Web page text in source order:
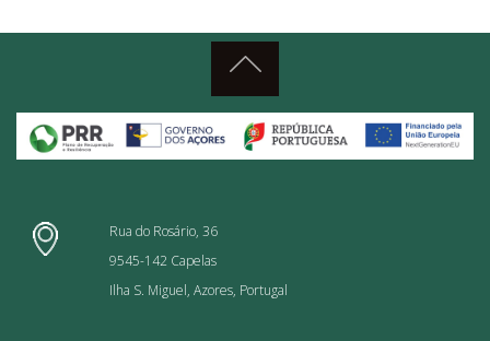
Rua do Rosário, 36
9545-142 Capelas
Ilha S. Miguel, Azores, Portugal